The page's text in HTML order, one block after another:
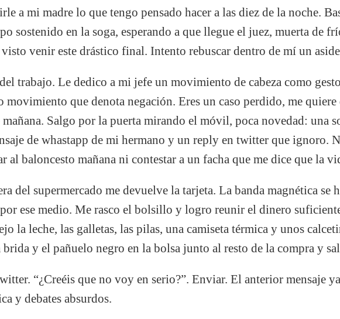
a mi madre lo que tengo pensado hacer a las diez de la noche.
sostenido en la soga, esperando a que llegue el juez, muerta de
venir este drástico final. Intento rebuscar dentro de mí un
trabajo. Le dedico a mi jefe un movimiento de cabeza como
movimiento que denota negación. Eres un caso perdido, me quiere
mañana. Salgo por la puerta mirando el móvil, poca novedad: una
de whastapp de mi hermano y un reply en twitter que ignoro.
al baloncesto mañana ni contestar a un facha que me dice que la
del supermercado me devuelve la tarjeta. La banda magnética se
ese medio. Me rasco el bolsillo y logro reunir el dinero
la leche, las galletas, las pilas, una camiseta térmica y unos
brida y el pañuelo negro en la bolsa junto al resto de la compra y
“¿Creéis que no voy en serio?”. Enviar. El anterior mensaje
y debates absurdos.